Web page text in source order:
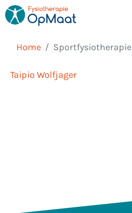
Home Sportfysiotherapie
Taipio Wolfjager